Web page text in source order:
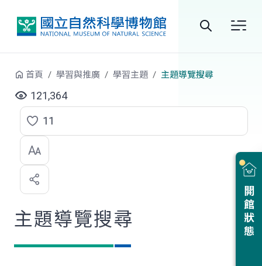
站
尋
開館狀態
首頁 學習與推廣 學習主題 主題導覽搜尋
121,364
點
選
喜
歡
11
主題導覽搜尋